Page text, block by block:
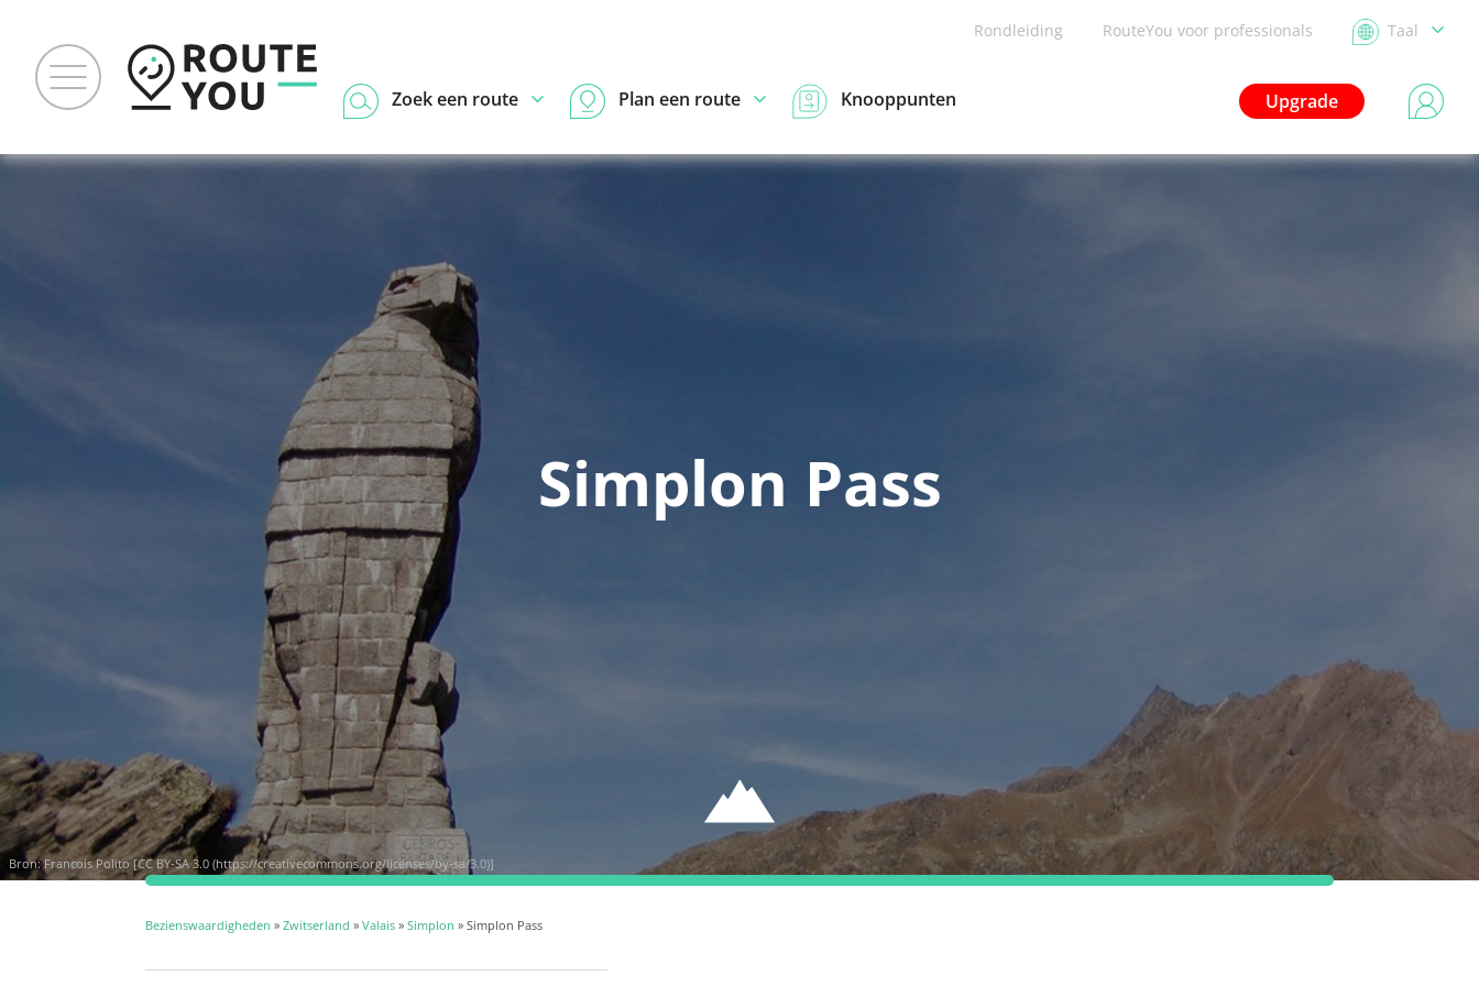
Rondleiding RouteYou voor professionals Taal
Upgrade
Zoek een route Plan een route Knooppunten
Simplon Pass
Bron:Francois Polito [CC BY-SA 3.0 (https://creativecommons.org/licenses/by-sa/3.0)]
Bezienswaardigheden » Zwitserland » Valais » Simplon » Simplon Pass